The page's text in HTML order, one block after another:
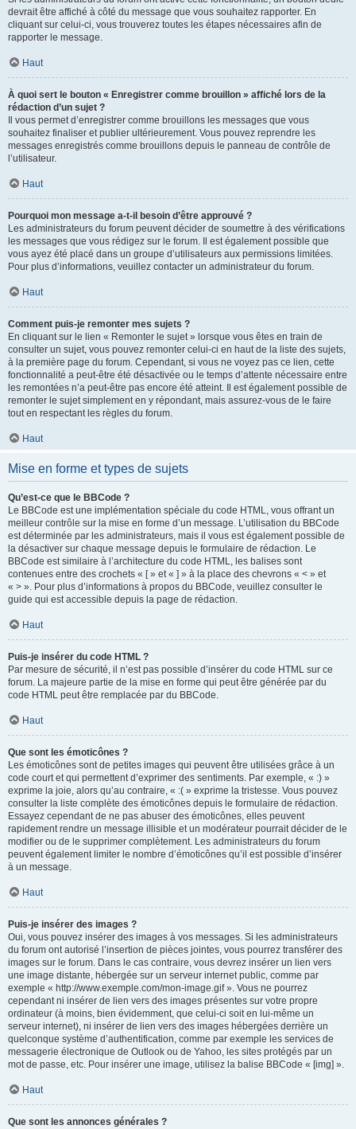
devrait être affiché à côté du message que vous souhaitez rapporter. En
cliquant sur celui-ci, vous trouverez toutes les étapes nécessaires afin de
rapporter le message.
Haut
À quoi sert le bouton « Enregistrer comme brouillon » affiché lors de la
rédaction d’un sujet ?
Il vous permet d’enregistrer comme brouillons les messages que vous
souhaitez finaliser et publier ultérieurement. Vous pouvez reprendre les
messages enregistrés comme brouillons depuis le panneau de contrôle de
l’utilisateur.
Haut
Pourquoi mon message a-t-il besoin d’être approuvé ?
Les administrateurs du forum peuvent décider de soumettre à des vérifications
les messages que vous rédigez sur le forum. Il est également possible que
vous ayez été placé dans un groupe d’utilisateurs aux permissions limitées.
Pour plus d’informations, veuillez contacter un administrateur du forum.
Haut
Comment puis-je remonter mes sujets ?
En cliquant sur le lien « Remonter le sujet » lorsque vous êtes en train de
consulter un sujet, vous pouvez remonter celui-ci en haut de la liste des sujets,
à la première page du forum. Cependant, si vous ne voyez pas ce lien, cette
fonctionnalité a peut-être été désactivée ou le temps d’attente nécessaire entre
les remontées n’a peut-être pas encore été atteint. Il est également possible de
remonter le sujet simplement en y répondant, mais assurez-vous de le faire
tout en respectant les règles du forum.
Haut
Mise en forme et types de sujets
Qu’est-ce que le BBCode ?
Le BBCode est une implémentation spéciale du code HTML, vous offrant un
meilleur contrôle sur la mise en forme d’un message. L’utilisation du BBCode
est déterminée par les administrateurs, mais il vous est également possible de
la désactiver sur chaque message depuis le formulaire de rédaction. Le
BBCode est similaire à l’architecture du code HTML, les balises sont
contenues entre des crochets « [ » et « ] » à la place des chevrons « < » et
« > ». Pour plus d’informations à propos du BBCode, veuillez consulter le
guide qui est accessible depuis la page de rédaction.
Haut
Puis-je insérer du code HTML ?
Par mesure de sécurité, il n’est pas possible d’insérer du code HTML sur ce
forum. La majeure partie de la mise en forme qui peut être générée par du
code HTML peut être remplacée par du BBCode.
Haut
Que sont les émoticônes ?
Les émoticônes sont de petites images qui peuvent être utilisées grâce à un
code court et qui permettent d’exprimer des sentiments. Par exemple, « :) »
exprime la joie, alors qu’au contraire, « :( » exprime la tristesse. Vous pouvez
consulter la liste complète des émoticônes depuis le formulaire de rédaction.
Essayez cependant de ne pas abuser des émoticônes, elles peuvent
rapidement rendre un message illisible et un modérateur pourrait décider de le
modifier ou de le supprimer complètement. Les administrateurs du forum
peuvent également limiter le nombre d’émoticônes qu’il est possible d’insérer
à un message.
Haut
Puis-je insérer des images ?
Oui, vous pouvez insérer des images à vos messages. Si les administrateurs
du forum ont autorisé l’insertion de pièces jointes, vous pourrez transférer des
images sur le forum. Dans le cas contraire, vous devrez insérer un lien vers
une image distante, hébergée sur un serveur internet public, comme par
exemple « http://www.exemple.com/mon-image.gif ». Vous ne pourrez
cependant ni insérer de lien vers des images présentes sur votre propre
ordinateur (à moins, bien évidemment, que celui-ci soit en lui-même un
serveur internet), ni insérer de lien vers des images hébergées derrière un
quelconque système d’authentification, comme par exemple les services de
messagerie électronique de Outlook ou de Yahoo, les sites protégés par un
mot de passe, etc. Pour insérer une image, utilisez la balise BBCode « [img] ».
Haut
Que sont les annonces générales ?